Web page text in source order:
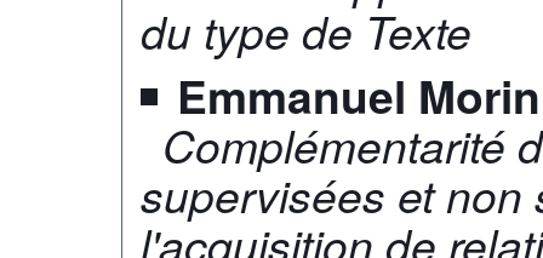
du type de Texte
Emmanuel Morin
Complémentarité
supervisées et
l'acquisition de